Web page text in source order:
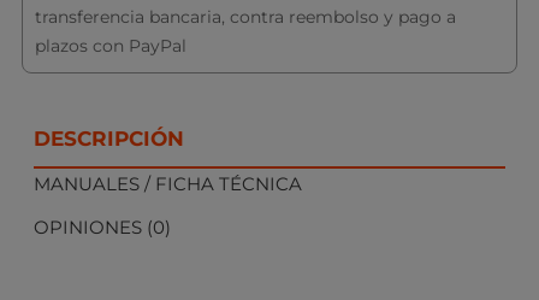
transferencia bancaria, contra reembolso y pago a
plazos con PayPal
DESCRIPCIÓN
MANUALES / FICHA TÉCNICA
OPINIONES (0)